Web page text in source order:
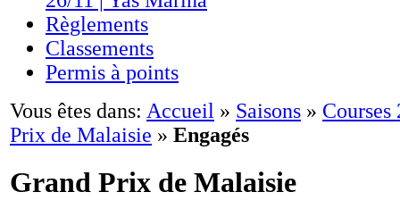
Règlements
Classements
Permis à points
Vous êtes dans: Accueil » Saisons » Courses
Prix de Malaisie » Engagés
Grand Prix de Malaisie